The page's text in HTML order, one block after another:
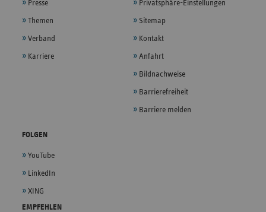
Presse
Themen
Verband
Karriere
Privatsphäre-Einstellungen
Sitemap
Kontakt
Anfahrt
Bildnachweise
Barrierefreiheit
Barriere melden
FOLGEN
YouTube
LinkedIn
XING
EMPFEHLEN